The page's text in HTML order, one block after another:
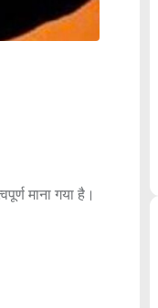
माना गया है।